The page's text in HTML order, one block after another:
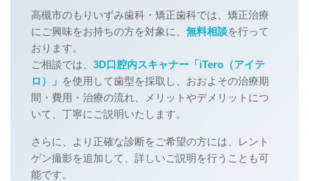
高槻市のもりいずみ歯科・矯正歯科では、矯正治療
にご興味をお持ちの方を対象に、 無料相談を行って
おります。
ご相談では、 3D口腔内スキャナー「iTero（アイテ
ロ）」 を使用して歯型を採取し、おおよその治療期
間・費用・治療の流れ、メリットやデメリットにつ
いて、丁寧にご説明いたします。
さらに、より正確な診断をご希望の方には、レント
ゲン撮影を追加して、詳しいご説明を行うことも可
能です。